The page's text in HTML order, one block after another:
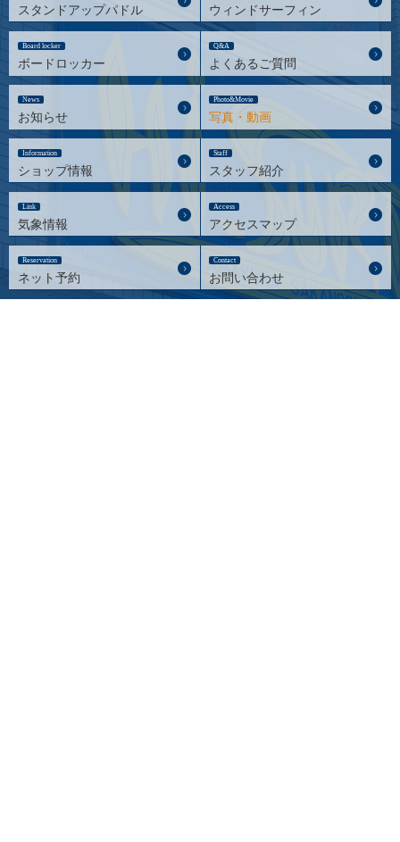
スタンドアップパドル ウィンドサーフィン
Board locker
ボードロッカー
Q&A
よくあるご質問
News
お知らせ
Photo&Movie
写真・動画
Information
ショップ情報
Staff
スタッフ紹介
Link
気象情報
Access
アクセスマップ
Reservation
ネット予約
Contact
お問い合わせ